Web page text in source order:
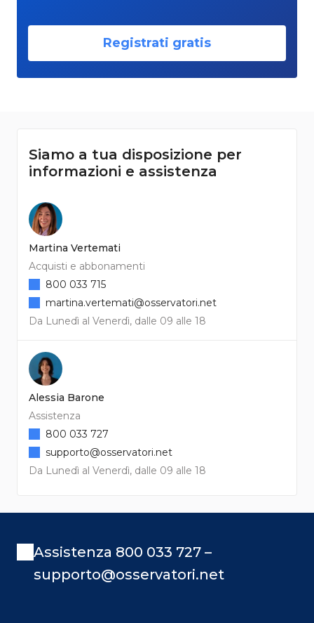
Registrati gratis
Siamo a tua disposizione per
informazioni e assistenza
Martina Vertemati
Acquisti e abbonamenti
Da Lunedì al Venerdì, dalle 09 alle 18
800 033 715
martina.vertemati@osservatori.net
Alessia Barone
Assistenza
Da Lunedì al Venerdì, dalle 09 alle 18
800 033 727
supporto@osservatori.net
Assistenza 800 033 727 –
supporto@osservatori.net